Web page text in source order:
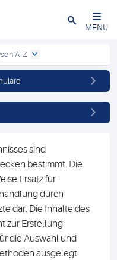
Schließen
MENU
A-Z
sind
bestimmt. Die
Ersatz für
durch
dar. Die Inhalte des
zur Erstellung
die Auswahl und
ausgelegt.